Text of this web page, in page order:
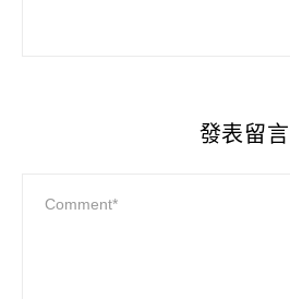
發表留言